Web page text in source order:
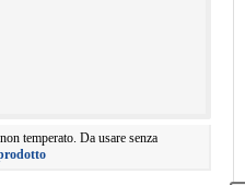
temperato. Da usare senza